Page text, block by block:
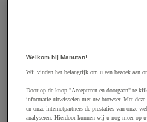
Accessoires voor
Accessoires voor slijpmachine
Accessoires voor snij-
Accessoires voor
Accessoires voor zaag
Welkom bij Manutan!
Wij vinden het belangrijk om u een bezoek aan
Door op de knop "Accepteren en doorgaan" te
informatie uitwisselen met uw browser. Met
en onze internetpartners de prestaties van onze
analyseren. Hierdoor kunnen wij u nog meer op